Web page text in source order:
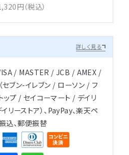
円（税込）
詳しく見る
/ MASTER / JCB / AMEX /
セブン-イレブン / ローソン / フ
ップ / セイコーマート / デイリ
リーストア）、PayPay、楽天ペ
込、郵便振替